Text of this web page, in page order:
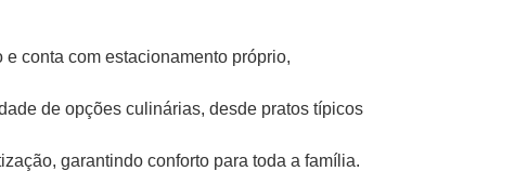
conta com estacionamento próprio,
de opções culinárias, desde pratos típicos
garantindo conforto para toda a família.